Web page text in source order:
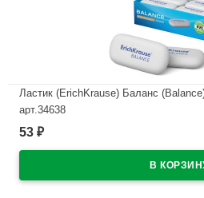
Ластик (ErichKrause) Баланс
арт.34638
В наличии
53 ₽